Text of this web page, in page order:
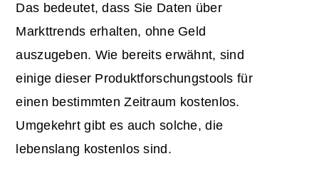
Das bedeutet, dass Sie Daten über
Markttrends erhalten, ohne Geld
auszugeben. Wie bereits erwähnt, sind
einige dieser Produktforschungstools für
einen bestimmten Zeitraum kostenlos.
Umgekehrt gibt es auch solche, die
lebenslang kostenlos sind.